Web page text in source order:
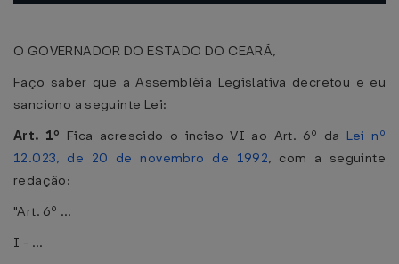
O GOVERNADOR DO ESTADO DO CEARÁ,
Faço saber que a Assembléia Legislativa decretou e eu
sanciono a seguinte Lei:
Art. 1º Fica acrescido o inciso VI ao Art. 6º da Lei nº
12.023, de 20 de novembro de 1992, com a seguinte
redação:
"Art. 6º ...
I - ...